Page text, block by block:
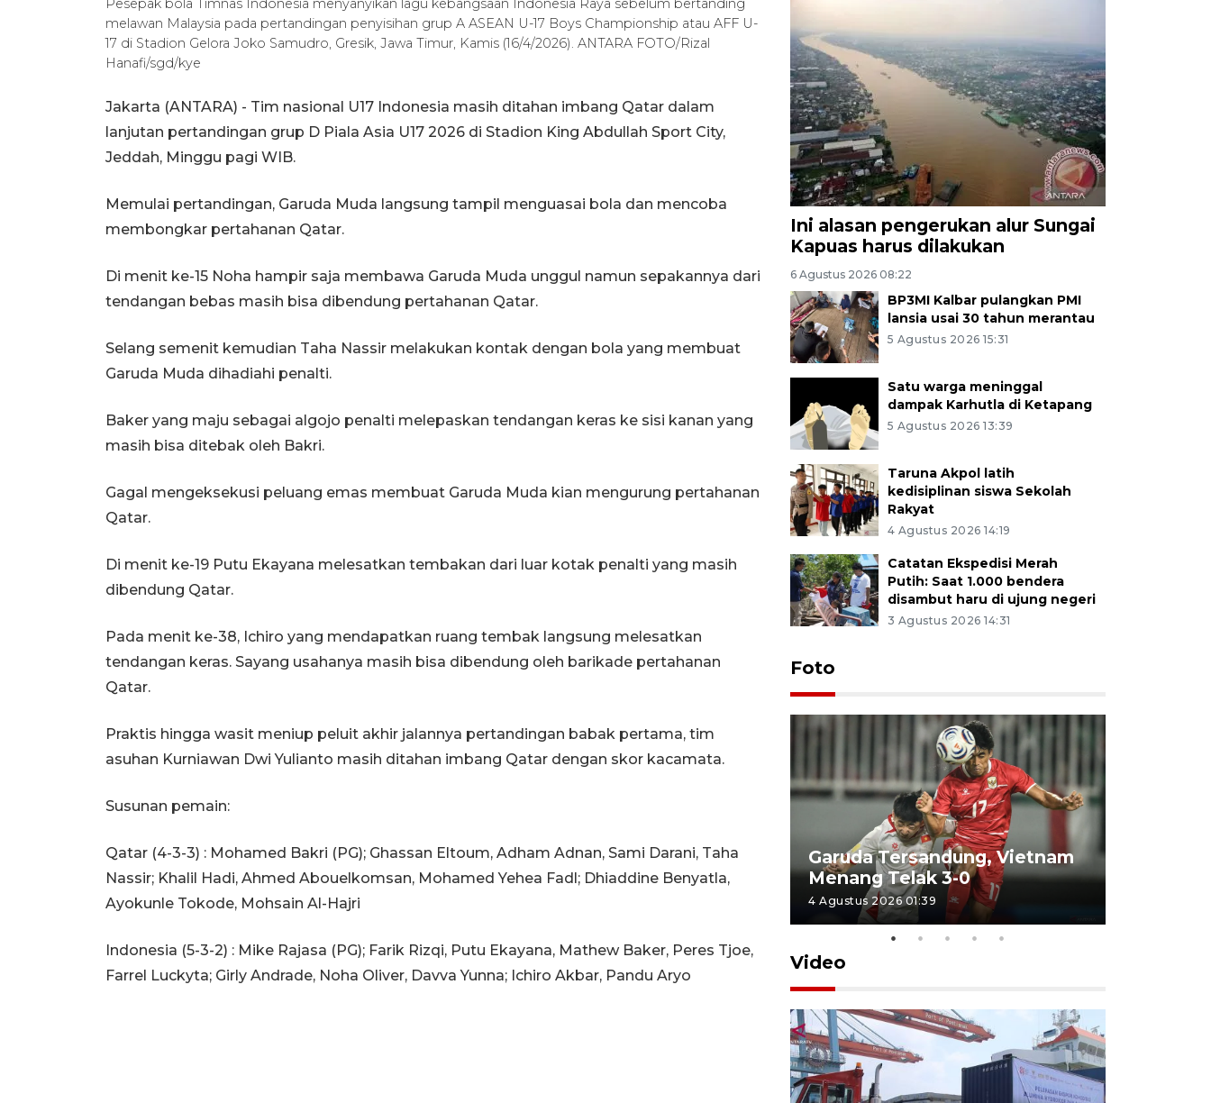
Pesepak bola Timnas Indonesia menyanyikan lagu kebangsaan Indonesia Raya sebelum bertanding
melawan Malaysia pada pertandingan penyisihan grup A ASEAN U-17 Boys Championship atau AFF U-
17 di Stadion Gelora Joko Samudro, Gresik, Jawa Timur, Kamis (16/4/2026). ANTARA FOTO/Rizal
Hanafi/sgd/kye
Jakarta (ANTARA) - Tim nasional U17 Indonesia masih ditahan imbang Qatar dalam
lanjutan pertandingan grup D Piala Asia U17 2026 di Stadion King Abdullah Sport City,
Jeddah, Minggu pagi WIB.
Memulai pertandingan, Garuda Muda langsung tampil menguasai bola dan mencoba
membongkar pertahanan Qatar.
Di menit ke-15 Noha hampir saja membawa Garuda Muda unggul namun sepakannya dari
tendangan bebas masih bisa dibendung pertahanan Qatar.
Selang semenit kemudian Taha Nassir melakukan kontak dengan bola yang membuat
Garuda Muda dihadiahi penalti.
Baker yang maju sebagai algojo penalti melepaskan tendangan keras ke sisi kanan yang
masih bisa ditebak oleh Bakri.
Gagal mengeksekusi peluang emas membuat Garuda Muda kian mengurung pertahanan
Qatar.
Di menit ke-19 Putu Ekayana melesatkan tembakan dari luar kotak penalti yang masih
dibendung Qatar.
Pada menit ke-38, Ichiro yang mendapatkan ruang tembak langsung melesatkan
tendangan keras. Sayang usahanya masih bisa dibendung oleh barikade pertahanan
Qatar.
Praktis hingga wasit meniup peluit akhir jalannya pertandingan babak pertama, tim
asuhan Kurniawan Dwi Yulianto masih ditahan imbang Qatar dengan skor kacamata.
Susunan pemain:
Qatar (4-3-3) : Mohamed Bakri (PG); Ghassan Eltoum, Adham Adnan, Sami Darani, Taha
Nassir; Khalil Hadi, Ahmed Abouelkomsan, Mohamed Yehea Fadl; Dhiaddine Benyatla,
Ayokunle Tokode, Mohsain Al-Hajri
Indonesia (5-3-2) : Mike Rajasa (PG); Farik Rizqi, Putu Ekayana, Mathew Baker, Peres Tjoe,
Farrel Luckyta; Girly Andrade, Noha Oliver, Davva Yunna; Ichiro Akbar, Pandu Aryo
Ini alasan pengerukan alur Sungai
Kapuas harus dilakukan
6 Agustus 2026 08:22
BP3MI Kalbar pulangkan PMI
lansia usai 30 tahun merantau
5 Agustus 2026 15:31
Satu warga meninggal
dampak Karhutla di Ketapang
5 Agustus 2026 13:39
Taruna Akpol latih
kedisiplinan siswa Sekolah
Rakyat
4 Agustus 2026 14:19
Catatan Ekspedisi Merah
Putih: Saat 1.000 bendera
disambut haru di ujung negeri
3 Agustus 2026 14:31
Foto
Karhutla Kalimantan Barat
terluas di Indonesia
Garuda Tersandung, Vietnam
Menang Telak 3-0
4 Agustus 2026 01:39
Video